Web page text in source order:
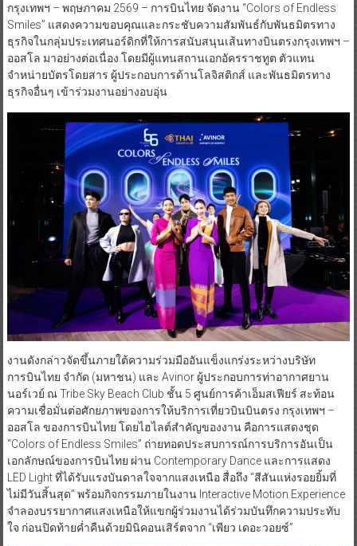
กรุงเทพฯ – พฤษภาคม 2569 – การบินไทย จัดงาน “Colors of Endless
Smiles” แสดงความขอบคุณและกระชับความสัมพันธ์กับพันธมิตรทาง
ธุรกิจในกลุ่มประเทศนอร์ดิกที่ให้การสนับสนุนเส้นทางบินตรงกรุงเทพฯ –
ออสโล มาอย่างต่อเนื่อง โดยมีผู้แทนสถานเอกอัครราชทูต ตัวแทน
จำหน่ายบัตรโดยสาร ผู้ประกอบการด้านโลจิสติกส์ และพันธมิตรทาง
ธุรกิจอื่นๆ เข้าร่วมงานอย่างอบอุ่น
งานดังกล่าวจัดขึ้นภายใต้ความร่วมมืออันแข็งแกร่งระหว่างบริษัท
การบินไทย จำกัด (มหาชน) และ Avinor ผู้ประกอบการท่าอากาศยาน
นอร์เวย์ ณ Tribe Sky Beach Club ชั้น 5 ศูนย์การค้าเอ็มสเฟียร์ สะท้อน
ความเชื่อมั่นต่อศักยภาพของการให้บริการเที่ยวบินบินตรง กรุงเทพฯ –
ออสโล ของการบินไทย โดยไฮไลต์สำคัญของงาน คือการแสดงชุด
“Colors of Endless Smiles” ถ่ายทอดประสบการณ์การบริการอันเป็น
เอกลักษณ์ของการบินไทย ผ่าน Contemporary Dance และการแสดง
LED Light ที่ได้รับแรงบันดาลใจจากแสงเหนือ สื่อถึง “สีสันแห่งรอยยิ้มที่
ไม่มีวันสิ้นสุด” พร้อมกิจกรรมภายในงาน Interactive Motion Experience
จำลองบรรยากาศแสงเหนือให้แขกผู้ร่วมงานได้ร่วมบันทึกความประทับ
ใจ ก่อนปิดท้ายค่ำคืนด้วยมินิคอนเสิร์ตจาก “เพียว เดอะวอยซ์”